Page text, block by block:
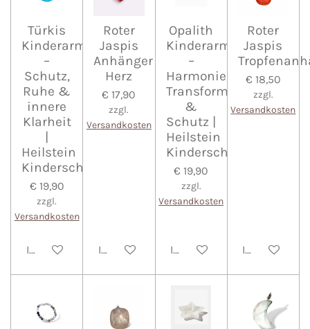
Türkis
Kinderarmband
–
Schutz,
Ruhe &
innere
Klarheit
|
Heilstein
Kinderschmuck
€ 19,90
zzgl.
Versandkosten
In den Warenkorb
Roter
Jaspis
Anhänger
Herz
€ 17,90
zzgl.
Versandkosten
In den Warenkorb
Opalith
Kinderarmband
–
Harmonie,
Transformation
&
Schutz |
Heilstein
Kinderschmuck
€ 19,90
zzgl.
Versandkosten
In den Warenkorb
Roter
Jaspis
€ 18,50
zzgl.
Versandkosten
In den